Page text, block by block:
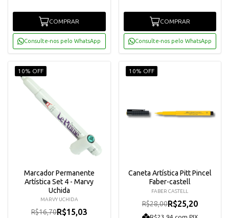
COMPRAR
Consulte-nos pelo WhatsApp
COMPRAR
Consulte-nos pelo WhatsApp
10% OFF
Marcador Permanente
Artística Set 4 - Marvy
Uchida
MARVY UCHIDA
R$16,70R$15,03
10% OFF
Caneta Artística Pitt Pincel
Faber-castell
FABER CASTELL
R$28,00R$25,20